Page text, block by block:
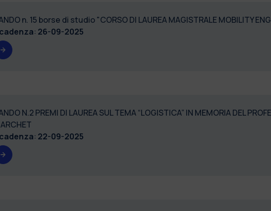
n. 15 borse di studio "CORSO DI LAUREA MAGISTRALE MOBILITY
: 26-09-2025
N.2 PREMI DI LAUREA SUL TEMA “LOGISTICA” IN MEMORIA DEL
: 22-09-2025